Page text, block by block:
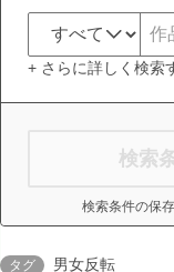
+ さらに詳しく検索
検索
検索条件の保
タグ 男女反転